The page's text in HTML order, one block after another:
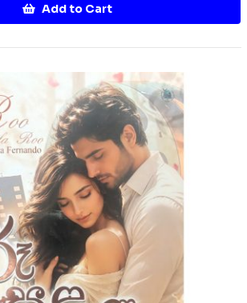
Add to Cart